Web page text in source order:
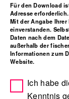
Für den Download
Adresse
Mit der Angabe
einverstanden.
Daten nach dem
außerhalb der
Informationen zum
Website.
Ich habe
Kenntnis